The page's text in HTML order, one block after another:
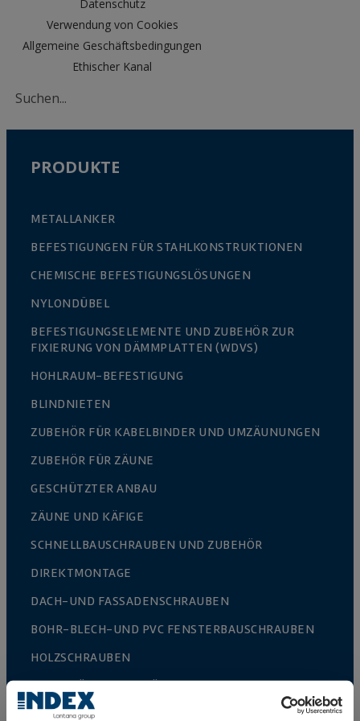
Edelstahldübel. Geeignet für Außenbereiche mit
mäßiger Verschmutzung.
- Sehr hohes Korrosionsniveau (C5): A4 (AISI 316)
Anker aus nichtrostendem Stahl. Geeignet für
industrieller Verschmutzung oder Bereiche in der
Datenschutz
Verwendung von Cookies
Allgemeine Geschäftsbedingungen
Ethischer Kanal
PRODUKTE
METALLANKER
BEFESTIGUNGEN FÜR STAHLKONSTRUKTIONEN
CHEMISCHE BEFESTIGUNGSLÖSUNGEN
NYLONDÜBEL
BEFESTIGUNGSELEMENTE UND ZUBEHÖR ZUR
FIXIERUNG VON DÄMMPLATTEN (WDVS)
HOHLRAUM-BEFESTIGUNG
BLINDNIETEN
ZUBEHÖR FÜR KABELBINDER UND UMZÄUNUNGEN
ZUBEHÖR FÜR ZÄUNE
GESCHÜTZTER ANBAU
ZÄUNE UND KÄFIGE
SCHNELLBAUSCHRAUBEN UND ZUBEHÖR
DIREKTMONTAGE
DACH-UND FASSADENSCHRAUBEN
BOHR-BLECH-UND PVC FENSTERBAUSCHRAUBEN
HOLZSCHRAUBEN
HAKEN, ÖSEN UND NÄGEL
HOLZVERBINDER